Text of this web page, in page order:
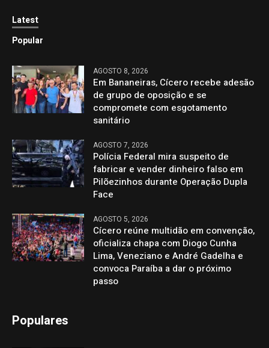
Latest
Popular
AGOSTO 8, 2026
Em Bananeiras, Cícero recebe adesão
de grupo de oposição e se
compromete com esgotamento
sanitário
AGOSTO 7, 2026
Polícia Federal mira suspeito de
fabricar e vender dinheiro falso em
Pilõezinhos durante Operação Dupla
Face
AGOSTO 5, 2026
Cícero reúne multidão em convenção,
oficializa chapa com Diogo Cunha
Lima, Veneziano e André Gadelha e
convoca Paraíba a dar o próximo
passo
Populares